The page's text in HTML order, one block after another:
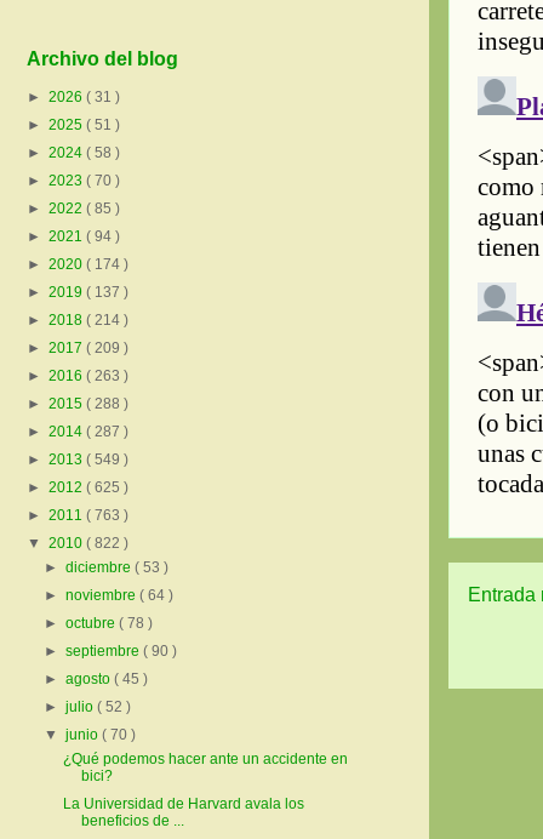
Entrada
Archivo del blog
► 2026 ( 31 )
► 2025 ( 51 )
► 2024 ( 58 )
► 2023 ( 70 )
► 2022 ( 85 )
► 2021 ( 94 )
► 2020 ( 174 )
► 2019 ( 137 )
► 2018 ( 214 )
► 2017 ( 209 )
► 2016 ( 263 )
► 2015 ( 288 )
► 2014 ( 287 )
► 2013 ( 549 )
► 2012 ( 625 )
► 2011 ( 763 )
▼ 2010 ( 822 )
►diciembre( 53 )
►noviembre( 64 )
►octubre( 78 )
►septiembre( 90 )
►agosto( 45 )
►julio( 52 )
▼junio( 70 )
¿Qué podemos hacer ante un accidente en
bici?
La Universidad de Harvard avala los
beneficios de ...